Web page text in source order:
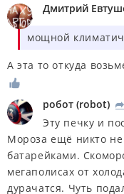
Дмитрий
мощной
А эта то откуда
робот (robot) R
Эту печку и
Мороза ещё никто не
батарейками.
мегаполисах от
дурачатся. Чуть